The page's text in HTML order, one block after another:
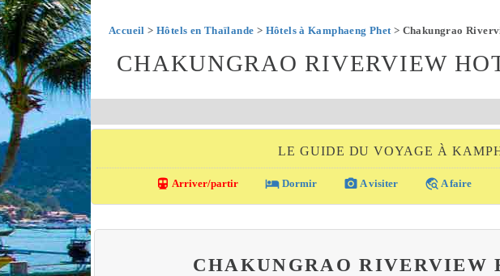
Accueil > Hôtels en Thaïlande > Hôtels à Kamphaeng Phet> Chakungrao
CHAKUNGRAO RIVERVIEW
LE GUIDE DU VOYAGE À
directions_transit Arriver/partir local_hotel Dormir photo_camera A visiter travel_explore A faire
CHAKUNGRAO RIVERVIEW